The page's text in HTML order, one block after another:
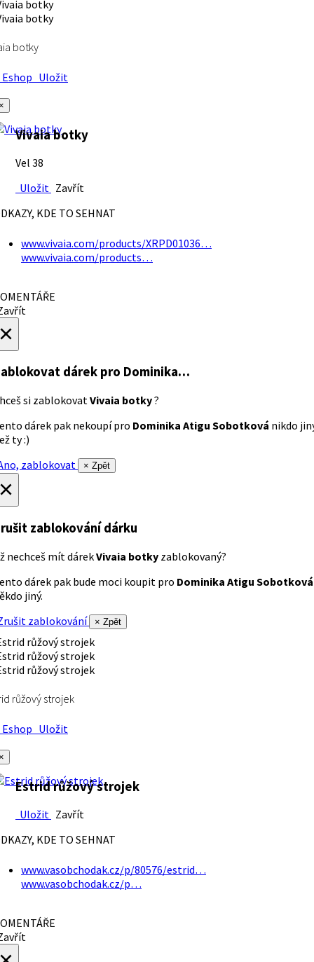
botky
Uložit
Vivaia botky
Vel 38
Uložit Zavřít
KDE TO SEHNAT
www.vivaia.com/products/XRPD01036…
www.vivaia.com/products…
dárek pro Dominika…
si zablokovatVivaia botky?
dárek pak nekoupí pro Dominika Atigu Sobotková nikdo
ty :)
zablokovat
× Zpět
zablokování dárku
nechceš mít dárekVivaia botky zablokovaný?
dárek pak bude moci koupit pro Dominika Atigu Sobotková
jiný.
zablokování
× Zpět
růžový strojek
Uložit
Estrid růžový strojek
Uložit Zavřít
KDE TO SEHNAT
www.vasobchodak.cz/p/80576/estrid…
www.vasobchodak.cz/p…